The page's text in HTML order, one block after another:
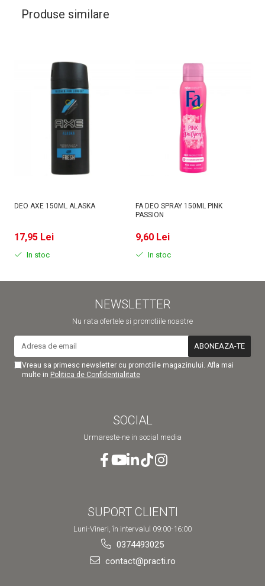
Produse similare
DEO AXE 150ML ALASKA
17,95 Lei
In stoc
FA DEO SPRAY 150ML PINK
PASSION
9,60 Lei
In stoc
NEWSLETTER
Nu rata ofertele si promotiile noastre
Vreau sa primesc newsletter cu promotiile magazinului. Afla mai
multe in Politica de Confidentialitate
SOCIAL
Urmareste-ne in social media
SUPORT CLIENTI
Luni-Vineri, în intervalul 09:00-16:00
0374493025
contact@practi.ro